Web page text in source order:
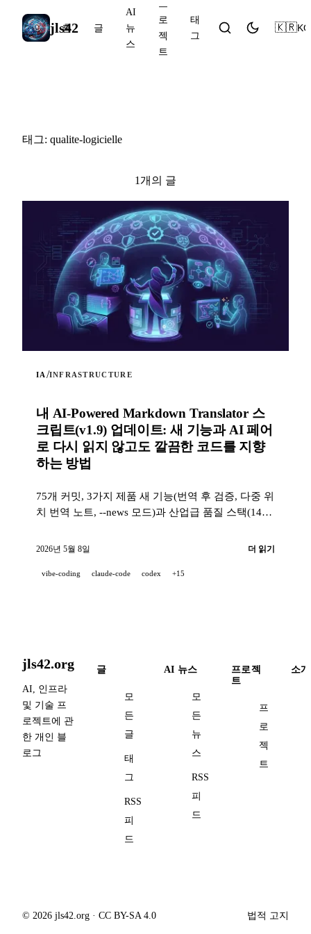
jls42
홈 글
AI
뉴
스
프
로
젝
트
태
그
🇰🇷KO
태그: qualite-logicielle
1개의 글
IA /INFRASTRUCTURE
내 AI-Powered Markdown Translator 스
크립트(v1.9) 업데이트: 새 기능과 AI 페어
로 다시 읽지 않고도 깔끔한 코드를 지향
하는 방법
75개 커밋, 3가지 제품 새 기능(번역 후 검증, 다중 위
치 번역 노트, --news 모드)과 산업급 품질 스택(14개
100 % AI 페어로 개발될 때도 깨끗한 코드를 지향하
2026년 5월 8일 더 읽기
vibe-coding claude-code codex +15
jls42.org
AI, 인프라
및 기술 프
로젝트에 관
한 개인 블
로그
글
모
든
글
태
그
RSS
피
드
AI 뉴스
모
든
뉴
스
RSS
피
드
프로젝
트
프
로
젝
트
소개
© 2026 jls42.org · CC BY-SA 4.0 법적 고지